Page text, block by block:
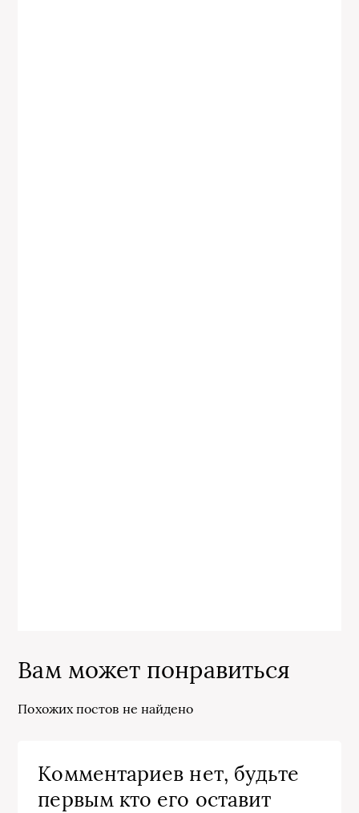
Вам может понравиться
Похожих постов не найдено
Комментариев нет, будьте
первым кто его оставит